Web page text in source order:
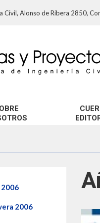
Civil, Alonso de Ribera 2850,
2006
2006